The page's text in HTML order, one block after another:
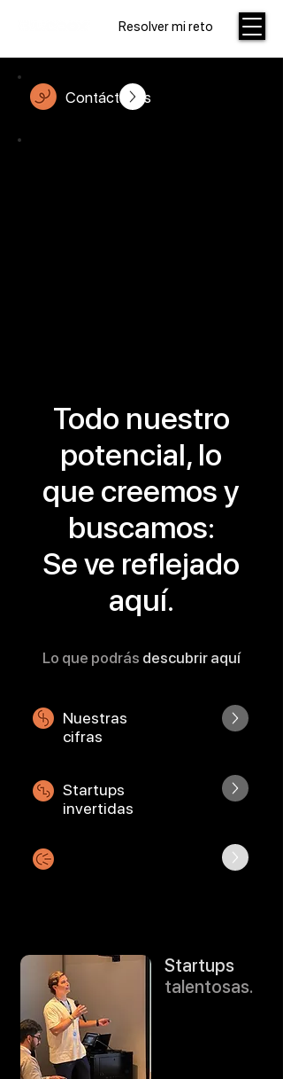
Resolver mi reto
Contáctanos
Todo nuestro
potencial, lo
que creemos y
buscamos:
Se ve reflejado
aquí.
Lo que podrás descubrir aquí
Nuestras
cifras
Startups
invertidas
Startups
talentosas.